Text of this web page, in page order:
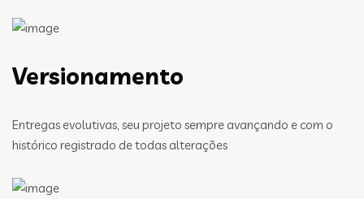
Versionamento
Entregas evolutivas, seu projeto sempre avançando e com o
histórico registrado de todas alterações